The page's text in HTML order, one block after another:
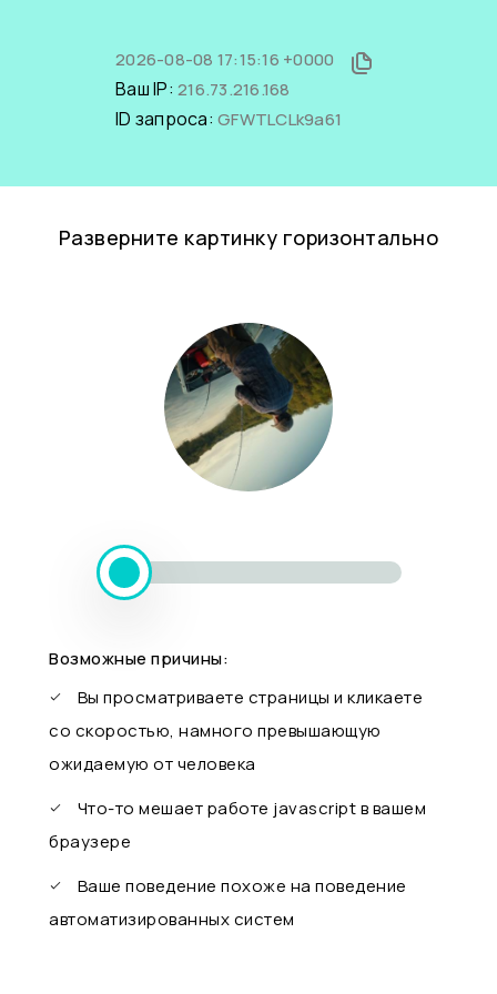
2026-08-08 17:15:16 +0000
Ваш IP: 216.73.216.168
ID запроса: GFWTLCLk9a61
Разверните картинку горизонтально
Возможные причины:
Вы просматриваете страницы и кликаете
со скоростью, намного превышающую
ожидаемую от человека
Что-то мешает работе javascript в вашем
браузере
Ваше поведение похоже на поведение
автоматизированных систем